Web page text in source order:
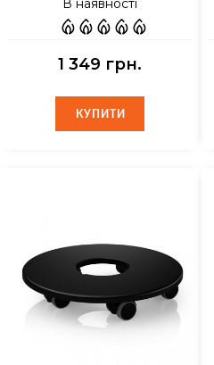
В наявності
1 349 грн.
КУПИТИ
КУПИТИ